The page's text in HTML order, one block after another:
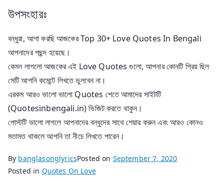
উপসংহারঃ
বন্ধুরা, আশা করছি আজকের Top 30+ Love Quotes In Bengali
আপনাদের পছন্দ হয়েছে।
কেমন লাগলো আজকের এই Love Quotes গুলো, আপনার কোনটি প্রিয় ছিল
সেটি আপনি কমেন্টে লিখতে ভুলবেন না।
এরকম আরও ভালো ভালো Quotes পেতে আমাদের সাইটটি
(Quotesinbengali.in) ভিজিট করতে থাকুন।
পোস্টটি ভালো লাগলে আপনাদের বন্ধুদের সাথে শেয়ার করুন এবং আরও কোনও
মতামত থাকলে আপনি তা নীচে লিখতে পারেন।
By banglasonglyricsPosted on September 7, 2020
Posted in Quotes On Love